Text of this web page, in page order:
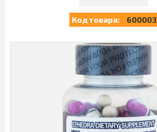
Код товара: 600003